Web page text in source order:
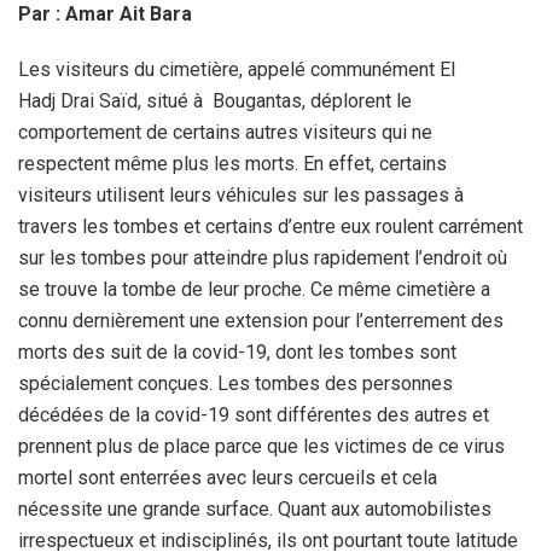
Par : Amar Ait Bara
Les visiteurs du cimetière, appelé communément El
Hadj Drai Saïd, situé à Bougantas, déplorent le
comportement de certains autres visiteurs qui ne
respectent même plus les morts. En effet, certains
visiteurs utilisent leurs véhicules sur les passages à
travers les tombes et certains d’entre eux roulent carrément
sur les tombes pour atteindre plus rapidement l’endroit où
se trouve la tombe de leur proche. Ce même cimetière a
connu dernièrement une extension pour l’enterrement des
morts des suit de la covid-19, dont les tombes sont
spécialement conçues. Les tombes des personnes
décédées de la covid-19 sont différentes des autres et
prennent plus de place parce que les victimes de ce virus
mortel sont enterrées avec leurs cercueils et cela
nécessite une grande surface. Quant aux automobilistes
irrespectueux et indisciplinés, ils ont pourtant toute latitude